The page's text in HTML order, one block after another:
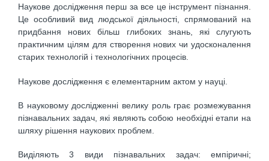
Наукове дослідження перш за все це інструмент пізнання.
Це особливий вид людської діяльності, спрямований на
придбання нових більш глибоких знань, які слугують
практичним цілям для створення нових чи удосконалення
старих технологій і технологічних процесів.
Наукове дослідження є елементарним актом у науці.
В науковому дослідженні велику роль грає розмежування
пізнавальних задач, які являють собою необхідні етапи на
шляху рішення наукових проблем.
Виділяють 3 види пізнавальних задач: емпіричні;